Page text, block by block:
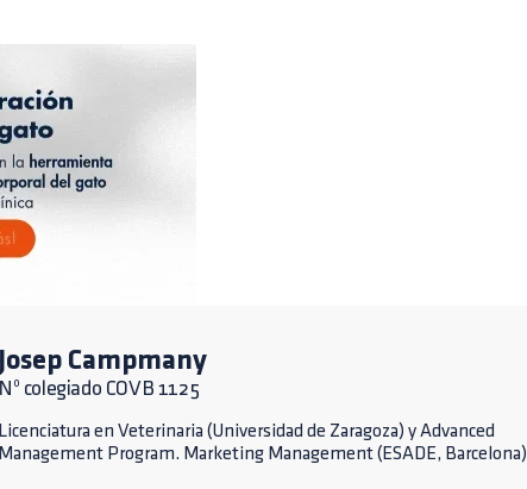
Josep Campmany
Nº colegiado COVB 1125
Licenciatura en Veterinaria (Universidad de Zaragoza) y Advanced
Management Program. Marketing Management (ESADE, Barcelona)